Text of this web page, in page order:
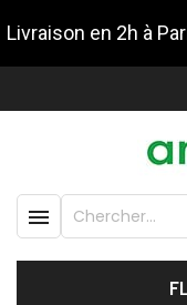
Livraison en 2h à
